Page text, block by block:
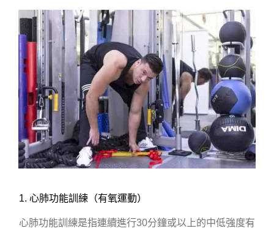
1. 心肺功能訓練（有氧運動）
心肺功能訓練是指連續進行30分鐘或以上的中低強度有